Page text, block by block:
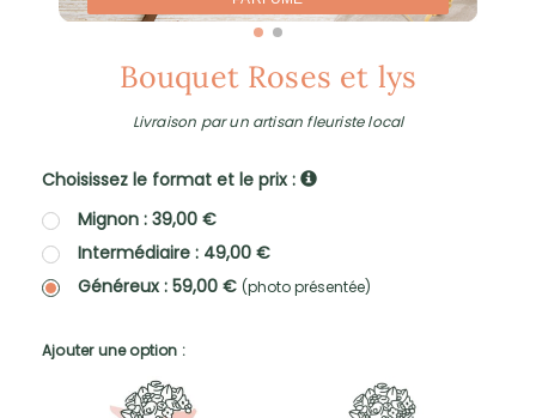
Bouquet Roses et lys
Livraison par un artisan fleuriste local
Choisissez le format et le prix :
Mignon : 39,00 €
Intermédiaire : 49,00 €
Généreux : 59,00 € (photo présentée)
Ajouter une option :